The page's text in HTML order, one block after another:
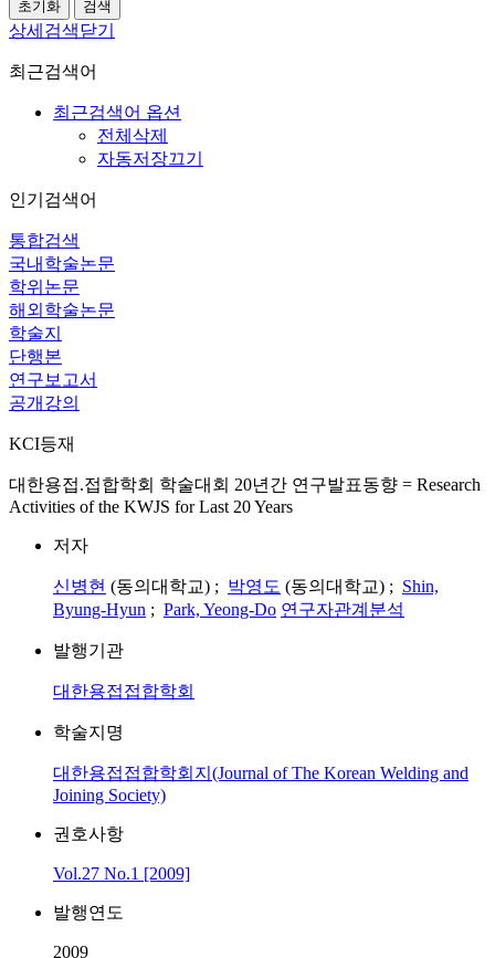
상세검색닫기
최근검색어
최근검색어 옵션
전체삭제
자동저장끄기
인기검색어
통합검색
국내학술논문
학위논문
해외학술논문
학술지
단행본
연구보고서
공개강의
KCI등재
대한용접.접합학회 학술대회 20년간 연구발표동향 = Research
Activities of the KWJS for Last 20 Years
저자
신병현 (동의대학교) ; 박영도 (동의대학교) ; Shin,
Byung-Hyun ; Park, Yeong-Do 연구자관계분석
발행기관
대한용접접합학회
학술지명
대한용접접합학회지(Journal of The Korean Welding and
Joining Society)
권호사항
Vol.27 No.1 [2009]
발행연도
2009